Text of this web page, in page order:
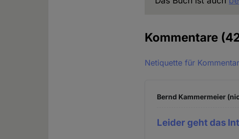
Kommentare
Netiquette für
Bernd Kammermeier
Leider geht das